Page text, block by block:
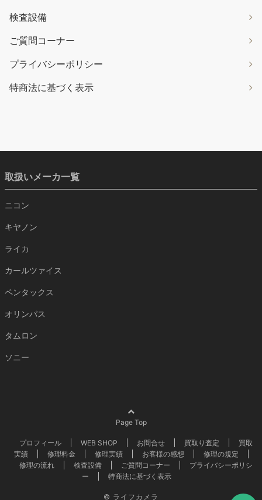
検査設備
ご質問コーナー
プライバシーポリシー
特商法に基づく表示
取扱いメーカ一覧
ニコン
キヤノン
ライカ
カールツァイス
ペンタックス
オリンパス
タムロン
ソニー
Page Top
プロフィール WEB SHOP お問合せ 買取り査定
買取
実績
修理料金 修理実績 お客様の感想
修理の規定
修理の流れ
検査設備 ご質問コーナー
プライバシーポリシ
ー
特商法に基づく表示
© ライフカメラ